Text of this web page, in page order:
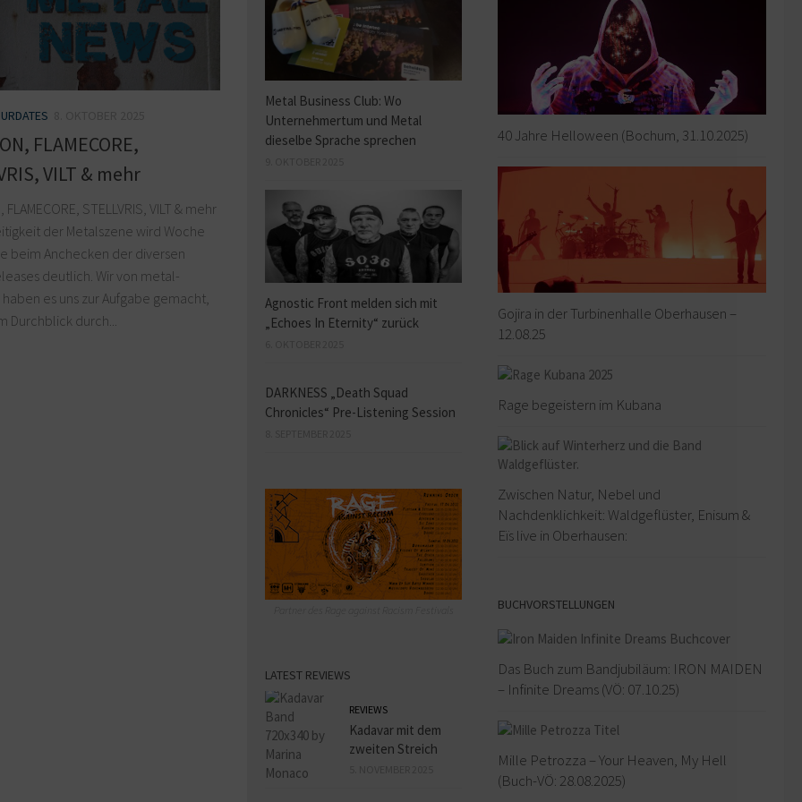
FLAMECORE,
VILT & mehr
FLAMECORE, STELLVRIS, VILT & mehr
der Metalszene wird Woche
beim Anchecken der diversen
deutlich. Wir von metal-
es uns zur Aufgabe gemacht,
Durchblick durch...
40 Jahre Helloween (Bochum, 31.10.2025)
Gojira in der Turbinenhalle Oberhausen –
12.08.25
Rage begeistern im Kubana
Zwischen Natur, Nebel und
Nachdenklichkeit: Waldgeflüster, Enisum &
Eïs live in Oberhausen:
BUCHVORSTELLUNGEN
Das Buch zum Bandjubiläum: IRON MAIDEN
– Infinite Dreams (VÖ: 07.10.25)
Mille Petrozza – Your Heaven, My Hell
(Buch-VÖ: 28.08.2025)
Metal Business Club: Wo
Unternehmertum und Metal
dieselbe Sprache sprechen
Agnostic Front melden sich mit
„Echoes In Eternity“ zurück
DARKNESS „Death Squad
Chronicles“ Pre-Listening Session
LATEST REVIEWS
REVIEWS
Kadavar mit dem
zweiten Streich